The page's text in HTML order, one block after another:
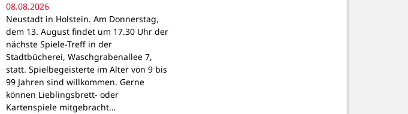
08.08.2026
Neustadt in Holstein. Am Donnerstag,
dem 13. August findet um 17.30 Uhr der
nächste Spiele-Treff in der
Stadtbücherei, Waschgrabenallee 7,
statt. Spielbegeisterte im Alter von 9 bis
99 Jahren sind willkommen. Gerne
können Lieblingsbrett- oder
Kartenspiele mitgebracht…